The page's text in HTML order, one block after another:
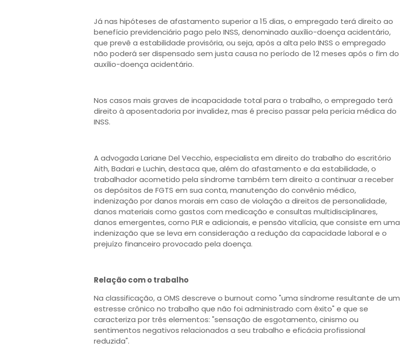
Já nas hipóteses de afastamento superior a 15 dias, o empregado terá direito ao
benefício previdenciário pago pelo INSS, denominado auxílio-doença acidentário,
que prevê a estabilidade provisória, ou seja, após a alta pelo INSS o empregado
não poderá ser dispensado sem justa causa no período de 12 meses após o fim do
auxílio-doença acidentário.
Nos casos mais graves de incapacidade total para o trabalho, o empregado terá
direito à aposentadoria por invalidez, mas é preciso passar pela perícia médica do
INSS.
A advogada Lariane Del Vecchio, especialista em direito do trabalho do escritório
Aith, Badari e Luchin, destaca que, além do afastamento e da estabilidade, o
trabalhador acometido pela síndrome também tem direito a continuar a receber
os depósitos de FGTS em sua conta, manutenção do convênio médico,
indenização por danos morais em caso de violação a direitos de personalidade,
danos materiais como gastos com medicação e consultas multidisciplinares,
danos emergentes, como PLR e adicionais, e pensão vitalícia, que consiste em uma
indenização que se leva em consideração a redução da capacidade laboral e o
prejuízo financeiro provocado pela doença.
Relação com o trabalho
Na classificação, a OMS descreve o burnout como "uma síndrome resultante de um
estresse crônico no trabalho que não foi administrado com êxito" e que se
caracteriza por três elementos: "sensação de esgotamento, cinismo ou
sentimentos negativos relacionados a seu trabalho e eficácia profissional
reduzida".